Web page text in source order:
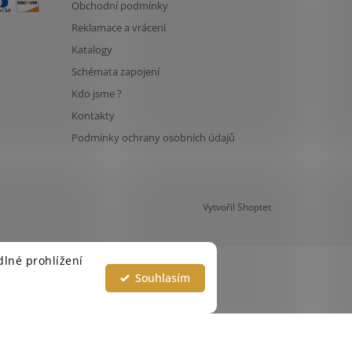
prohlížení
Souhlasím
Obchodní podmínky
Reklamace a vrácení
Katalogy
Schémata zapojení
Kdo jsme ?
Kontakty
Podmínky ochrany osobních údajů
Vytvořil Shoptet